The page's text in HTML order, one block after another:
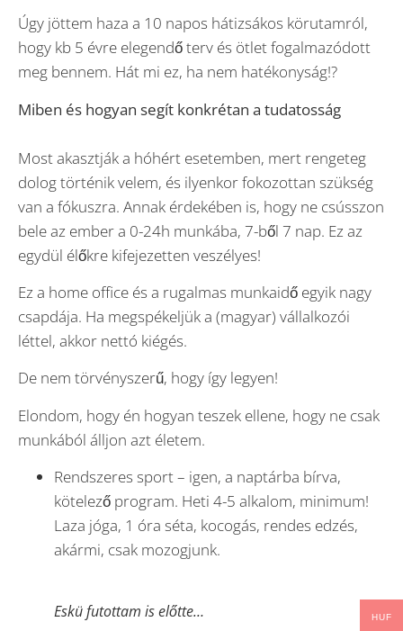
Úgy jöttem haza a 10 napos hátizsákos körutamról,
hogy kb 5 évre elegendő terv és ötlet fogalmazódott
meg bennem. Hát mi ez, ha nem hatékonyság!?
Miben és hogyan segít konkrétan a tudatosság
Most akasztják a hóhért esetemben, mert rengeteg
dolog történik velem, és ilyenkor fokozottan szükség
van a fókuszra. Annak érdekében is, hogy ne csússzon
bele az ember a 0-24h munkába, 7-ből 7 nap. Ez az
egydül élőkre kifejezetten veszélyes!
Ez a home office és a rugalmas munkaidő egyik nagy
csapdája. Ha megspékeljük a (magyar) vállalkozói
léttel, akkor nettó kiégés.
De nem törvényszerű, hogy így legyen!
Elondom, hogy én hogyan teszek ellene, hogy ne csak
munkából álljon azt életem.
Rendszeres sport – igen, a naptárba bírva,
kötelező program. Heti 4-5 alkalom, minimum!
Laza jóga, 1 óra séta, kocogás, rendes edzés,
akármi, csak mozogjunk.
Eskü futottam is előtte… HUF